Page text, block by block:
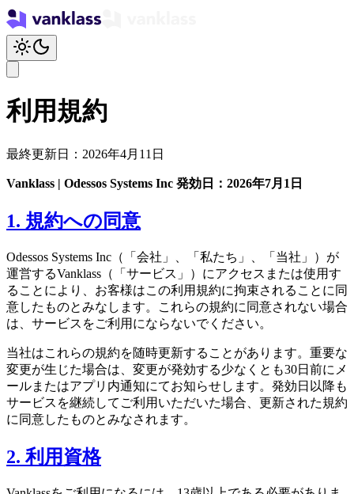
利用規約
最終更新日：2026年4月11日
Vanklass | Odessos Systems Inc 発効日：2026年7月1日
1. 規約への同意
Odessos Systems Inc（「会社」、「私たち」、「当社」）が
運営するVanklass（「サービス」）にアクセスまたは使用す
ることにより、お客様はこの利用規約に拘束されることに同
意したものとみなします。これらの規約に同意されない場合
は、サービスをご利用にならないでください。
当社はこれらの規約を随時更新することがあります。重要な
変更が生じた場合は、変更が発効する少なくとも30日前にメ
ールまたはアプリ内通知にてお知らせします。発効日以降も
サービスを継続してご利用いただいた場合、更新された規約
に同意したものとみなされます。
2. 利用資格